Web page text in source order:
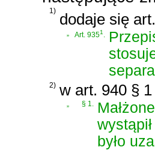
1) dodaje się
Art. 9351
2) w art. 940 §
„ § 1.
było